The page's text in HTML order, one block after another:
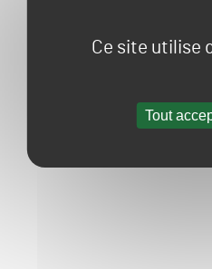
Ce site utilise
Tout